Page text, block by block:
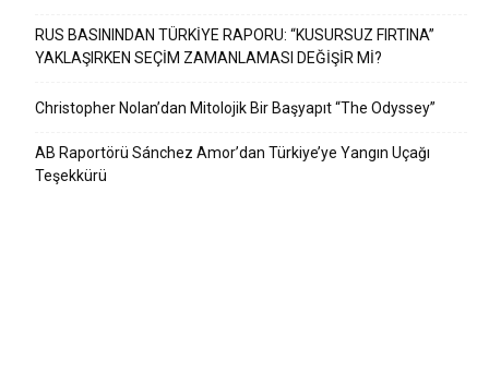
RUS BASININDAN TÜRKİYE RAPORU: “KUSURSUZ FIRTINA”
YAKLAŞIRKEN SEÇİM ZAMANLAMASI DEĞİŞİR Mİ?
Christopher Nolan’dan Mitolojik Bir Başyapıt “The Odyssey”
AB Raportörü Sánchez Amor’dan Türkiye’ye Yangın Uçağı
Teşekkürü